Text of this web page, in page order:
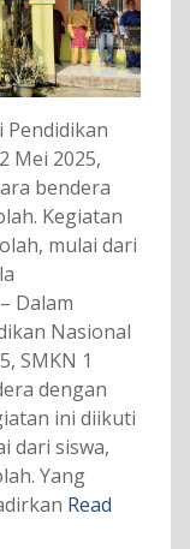
Mei 2025,
bendera
Kegiatan
mulai dari
Dalam
Nasional
SMKN 1
dengan
ini diikuti
dari siswa,
Yang
Read